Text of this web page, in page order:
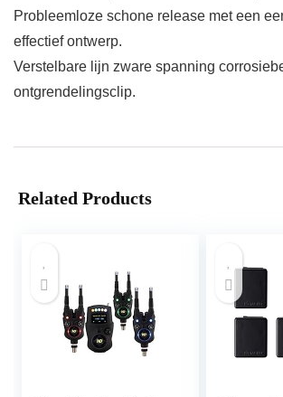
Probleemloze schone release met een
effectief ontwerp.
Verstelbare lijn zware spanning
ontgrendelingsclip.
Related Products